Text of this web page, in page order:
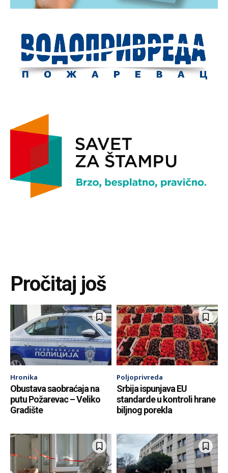
Pročitaj još
Hronika
Obustava saobraćaja na
putu Požarevac – Veliko
Gradište
Poljoprivreda
Srbija ispunjava EU
standarde u kontroli hrane
biljnog porekla